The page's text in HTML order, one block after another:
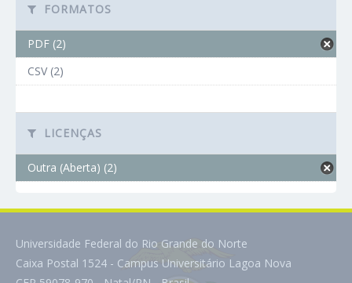
FORMATOS
PDF (2)
CSV (2)
LICENÇAS
Outra (Aberta) (2)
Universidade Federal do Rio Grande do Norte
Caixa Postal 1524 - Campus Universitário Lagoa Nova